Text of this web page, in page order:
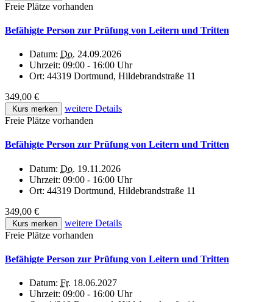
Freie Plätze vorhanden
Befähigte Person zur Prüfung von Leitern und Tritten
Datum: Do. 24.09.2026
Uhrzeit: 09:00 - 16:00 Uhr
Ort: 44319 Dortmund, Hildebrandstraße 11
349,00 €
Kurs merken
weitere Details
Freie Plätze vorhanden
Befähigte Person zur Prüfung von Leitern und Tritten
Datum: Do. 19.11.2026
Uhrzeit: 09:00 - 16:00 Uhr
Ort: 44319 Dortmund, Hildebrandstraße 11
349,00 €
Kurs merken
weitere Details
Freie Plätze vorhanden
Befähigte Person zur Prüfung von Leitern und Tritten
Datum: Fr. 18.06.2027
Uhrzeit: 09:00 - 16:00 Uhr